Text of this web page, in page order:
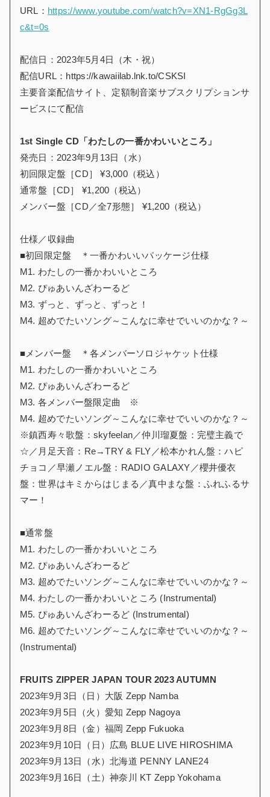
URL： https://www.youtube.com/watch?v=XN1-RgGg3L
c&t=0s
配信日：2023年5月4日（木・祝）
配信URL：https://kawaiilab.lnk.to/CSKSI
主要音楽配信サイト、定額制音楽サブスクリプションサ
ービスにて配信
1st Single CD「わたしの一番かわいいところ」
発売日：2023年9月13日（水）
初回限定盤［CD］ ¥3,000（税込）
通常盤［CD］ ¥1,200（税込）
メンバー盤［CD／全7形態］ ¥1,200（税込）
仕様／収録曲
■初回限定盤 ＊一番かわいいパッケージ仕様
M1. わたしの一番かわいいところ
M2. ぴゅあいんざわーるど
M3. ずっと、ずっと、ずっと！
M4. 超めでたいソング～こんなに幸せでいいのかな？～
■メンバー盤 ＊各メンバーソロジャケット仕様
M1. わたしの一番かわいいところ
M2. ぴゅあいんざわーるど
M3. 各メンバー盤限定曲 ※
M4. 超めでたいソング～こんなに幸せでいいのかな？～
※鎮西寿々歌盤：skyfeelan／仲川瑠夏盤：完璧主義で
☆／月足天音：Re→TRY & FLY／松本かれん盤：ハピ
チョコ／早瀬ノエル盤：RADIO GALAXY／櫻井優衣
盤：世界はキミからはじまる／真中まな盤：ふれふるサ
マー！
■通常盤
M1. わたしの一番かわいいところ
M2. ぴゅあいんざわーるど
M3. 超めでたいソング～こんなに幸せでいいのかな？～
M4. わたしの一番かわいいところ (Instrumental)
M5. ぴゅあいんざわーるど (Instrumental)
M6. 超めでたいソング～こんなに幸せでいいのかな？～
(Instrumental)
FRUITS ZIPPER JAPAN TOUR 2023 AUTUMN
2023年9月3日（日）大阪 Zepp Namba
2023年9月5日（火）愛知 Zepp Nagoya
2023年9月8日（金）福岡 Zepp Fukuoka
2023年9月10日（日）広島 BLUE LIVE HIROSHIMA
2023年9月13日（水）北海道 PENNY LANE24
2023年9月16日（土）神奈川 KT Zepp Yokohama